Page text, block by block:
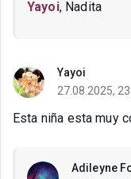
Yayoi, Nadita
Yayoi
27.08.2025,
Esta niña esta muy
Adileyne